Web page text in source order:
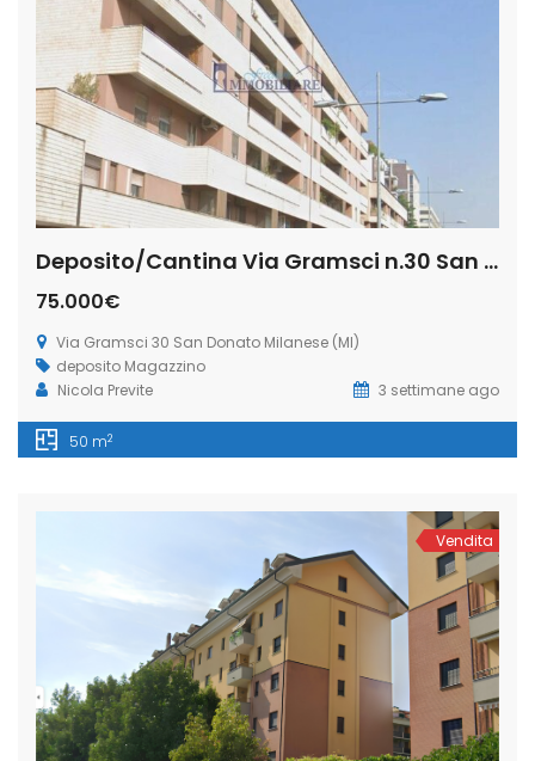
Deposito/Cantina Via Gramsci n.30 San Donato Milanese (Rif. SDIFN111 bis)
75.000€
Via Gramsci 30 San Donato Milanese (MI)
deposito Magazzino
Nicola Previte
3 settimane ago
50 m2
Vendita